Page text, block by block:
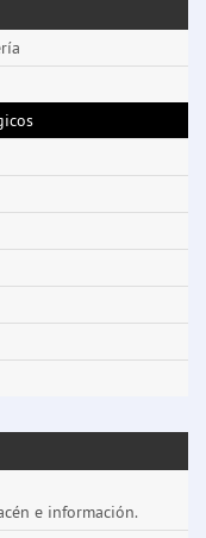
e información.